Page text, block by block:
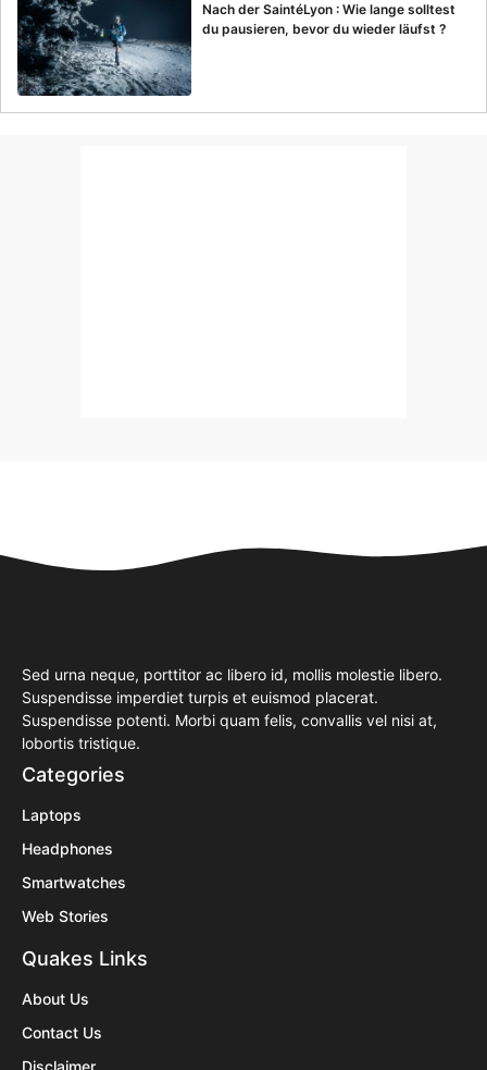
Nach der SaintéLyon : Wie lange solltest
du pausieren, bevor du wieder läufst ?
Sed urna neque, porttitor ac libero id, mollis molestie libero.
Suspendisse imperdiet turpis et euismod placerat.
Suspendisse potenti. Morbi quam felis, convallis vel nisi at,
lobortis tristique.
Categories
Laptops
Headphones
Smartwatches
Web Stories
Quakes Links
About Us
Contact Us
Disclaimer